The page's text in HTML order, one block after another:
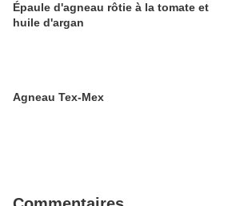
Épaule d'agneau rôtie à la tomate et
huile d'argan
Agneau Tex-Mex